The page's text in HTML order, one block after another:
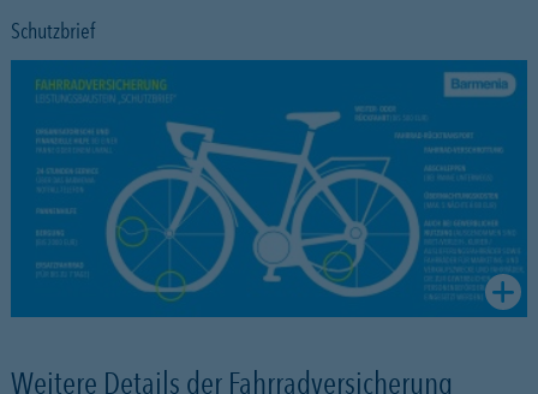
Schutzbrief
Weitere Details der Fahrradversicherung